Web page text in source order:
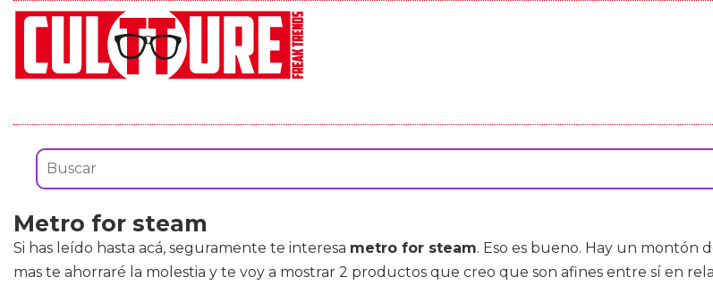
Metro for steam
Si has leído hasta acá, seguramente te interesa metro for steam. Eso es bueno. Hay un montón
mas te ahorraré la molestia y te voy a mostrar 2 productos que creo que son afines entre sí en